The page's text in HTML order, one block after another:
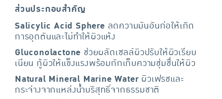
ส่วนประกอบสำคัญ
Salicylic Acid Sphere ลดความมันอันก่อให้เกิด
การอุดตันและไม่ทำให้ผิวแห้ง
Gluconolactone ช่วยผลัดเซลล์ผิวปรับให้ผิวเรียบ
เนียน กู้ผิวให้แข็งแรงพร้อมกักเก็บความชุ่มชื่นให้ผิว
Natural Mineral Marine Waterผิวเฟรชและ
กระจ่างจากแหล่งน้ำบริสุทธิ์จากธรรมชาติ